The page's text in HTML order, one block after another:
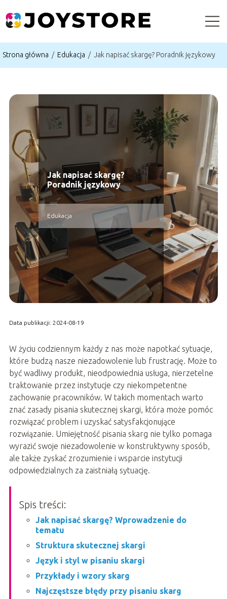
Strona główna / Edukacja / Jak napisać skargę? Poradnik językowy
Jak napisać skargę?
Poradnik językowy
Edukacja
Data publikacji: 2024-08-19
W życiu codziennym każdy z nas może napotkać sytuacje,
które budzą nasze niezadowolenie lub frustrację. Może to
być wadliwy produkt, nieodpowiednia usługa, nierzetelne
traktowanie przez instytucje czy niekompetentne
zachowanie pracowników. W takich momentach warto
znać zasady pisania skutecznej skargi, która może pomóc
rozwiązać problem i uzyskać satysfakcjonujące
rozwiązanie. Umiejętność pisania skarg nie tylko pomaga
wyrazić swoje niezadowolenie w konstruktywny sposób,
ale także zyskać zrozumienie i wsparcie instytucji
odpowiedzialnych za zaistniałą sytuację.
Spis treści:
Jak napisać skargę? Wprowadzenie do
tematu
Struktura skutecznej skargi
Język i styl w pisaniu skargi
Przykłady i wzory skarg
Najczęstsze błędy przy pisaniu skarg